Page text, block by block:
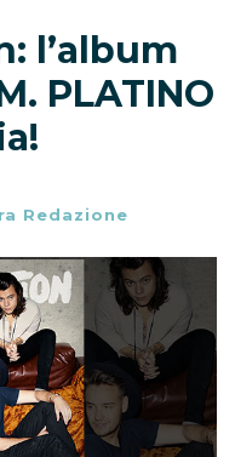
l’album
PLATINO
Redazione